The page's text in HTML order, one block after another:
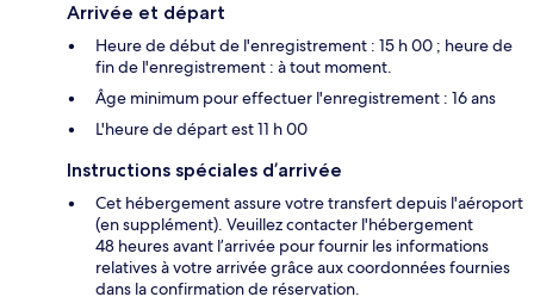
Arrivée et départ
Heure de début de l'enregistrement : 15 h 00 ; heure de
fin de l'enregistrement : à tout moment.
Âge minimum pour effectuer l'enregistrement : 16 ans
L'heure de départ est 11 h 00
Instructions spéciales d’arrivée
Cet hébergement assure votre transfert depuis l'aéroport
(en supplément). Veuillez contacter l'hébergement
48 heures avant l’arrivée pour fournir les informations
relatives à votre arrivée grâce aux coordonnées fournies
dans la confirmation de réservation.